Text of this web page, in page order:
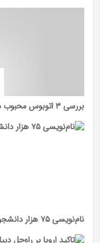
بررسی ۳ اتوبوس محبوب در بازار ایران
نام‌نویسی ۷۵ هزار دانشجو برای دیدار با رهبر انقلاب